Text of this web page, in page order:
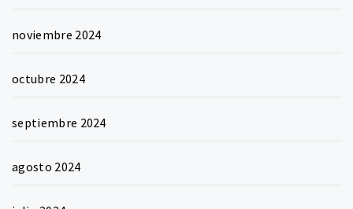
noviembre 2024
octubre 2024
septiembre 2024
agosto 2024